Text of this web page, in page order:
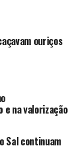
ouriços
e na valorização
Sal continuam